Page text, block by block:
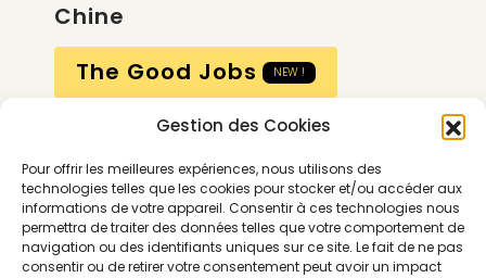
Gestion des Cookies
Pour offrir les meilleures expériences, nous utilisons des
technologies telles que les cookies pour stocker et/ou accéder aux
informations de votre appareil. Consentir à ces technologies nous
permettra de traiter des données telles que votre comportement de
navigation ou des identifiants uniques sur ce site. Le fait de ne pas
consentir ou de retirer votre consentement peut avoir un impact
Chine
The Good Jobs
NEW !
Compte
Calendrier
Contactez-nous